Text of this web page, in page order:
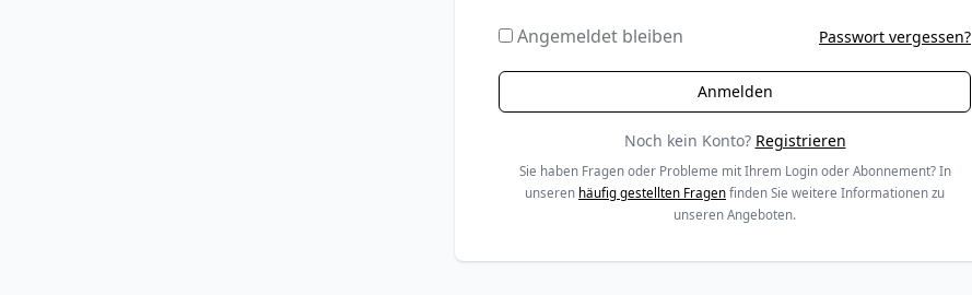
Angemeldet bleiben Passwort vergessen?
Noch kein Konto? Registrieren
Sie haben Fragen oder Probleme mit Ihrem Login oder Abonnement? In
unseren häufig gestellten Fragen finden Sie weitere Informationen zu
unseren Angeboten.